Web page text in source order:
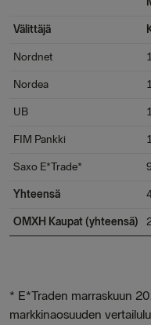
Välittäjä
Nordnet
Nordea
UB
FIM Pankki
Saxo E*Trade*
Yhteensä
OMXH Kaupat (yhteensä)
* E*Traden marraskuun
markkinaosuuden